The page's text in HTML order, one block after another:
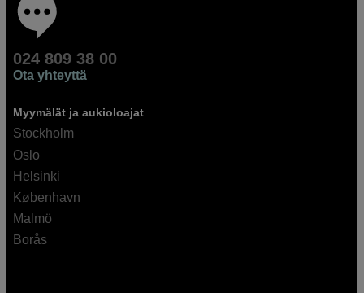
024 809 38 00
Ota yhteyttä
Myymälät ja aukioloajat
Stockholm
Oslo
Helsinki
København
Malmö
Borås